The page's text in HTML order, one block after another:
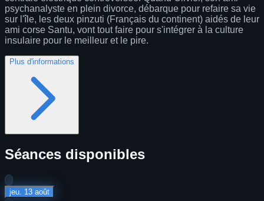
psychanalyste en plein divorce, débarque pour refaire sa vie
sur l'île, les deux pinzuti (Français du continent) aidés de leur
ami corse Santu, vont tout faire pour s'intégrer à la culture
insulaire pour le meilleur et le pire.
Plus d'informations
Séances disponibles
jeu. 13 août